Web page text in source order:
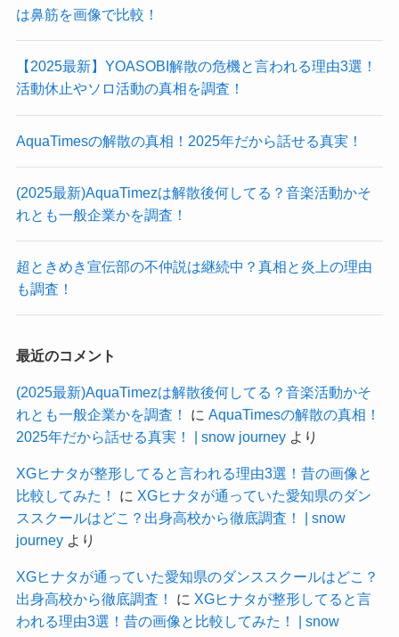
は鼻筋を画像で比較！
【2025最新】YOASOBI解散の危機と言われる理由3選！
活動休止やソロ活動の真相を調査！
AquaTimesの解散の真相！2025年だから話せる真実！
(2025最新)AquaTimezは解散後何してる？音楽活動かそ
れとも一般企業かを調査！
超ときめき宣伝部の不仲説は継続中？真相と炎上の理由
も調査！
最近のコメント
(2025最新)AquaTimezは解散後何してる？音楽活動かそ
れとも一般企業かを調査！
に AquaTimesの解散の真相！
2025年だから話せる真実！ | snow journeyより
XGヒナタが整形してると言われる理由3選！昔の画像と
比較してみた！
に XGヒナタが通っていた愛知県のダン
ススクールはどこ？出身高校から徹底調査！ | snow
journeyより
XGヒナタが通っていた愛知県のダンススクールはどこ？
出身高校から徹底調査！
に XGヒナタが整形してると言
われる理由3選！昔の画像と比較してみた！ | snow